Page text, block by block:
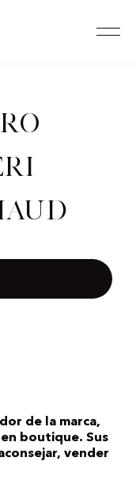
de la marca,
boutique. Sus
vender